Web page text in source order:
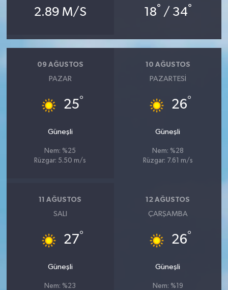
2.89 M/S 18° / 34°
09 AĞUSTOS
PAZAR
25°
Güneşli
Nem: %25
Rüzgar: 5.50 m/s
10 AĞUSTOS
PAZARTESI
26°
Güneşli
Nem: %28
Rüzgar: 7.61 m/s
11 AĞUSTOS
SALI
27°
Güneşli
Nem: %23
12 AĞUSTOS
ÇARŞAMBA
26°
Güneşli
Nem: %19